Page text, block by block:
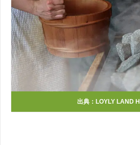
出典： LOYLY LAND